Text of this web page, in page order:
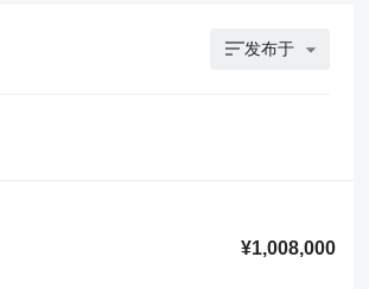
发布于
¥1,008,000